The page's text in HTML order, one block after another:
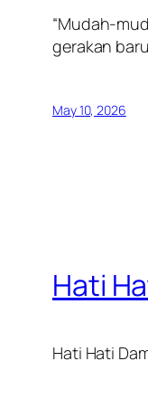
“Mudah-
gerakan
May 10, 2026
Hati
Hati Hati